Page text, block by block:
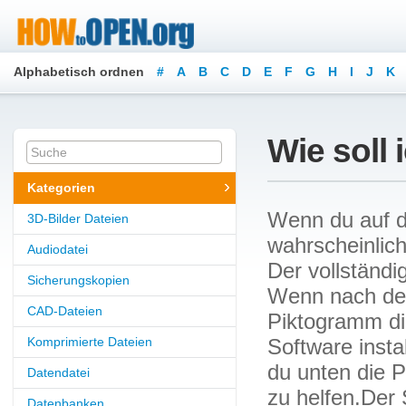
Alphabetisch ordnen # A B C D E F G H I J K
Kategorien
3D-Bilder Dateien
Audiodatei
Sicherungskopien
CAD-Dateien
Komprimierte Dateien
Datendatei
Wie soll
Wenn du auf
Der
Wenn nach
Piktogramm
Software
du unten die
zu helfen.Der